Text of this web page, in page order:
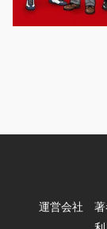
運営会社